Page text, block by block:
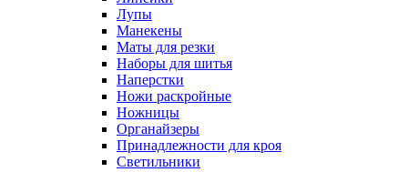
Лупы
Манекены
Маты для резки
Наборы для шитья
Наперстки
Ножи раскройные
Ножницы
Органайзеры
Принадлежности для кроя
Светильники